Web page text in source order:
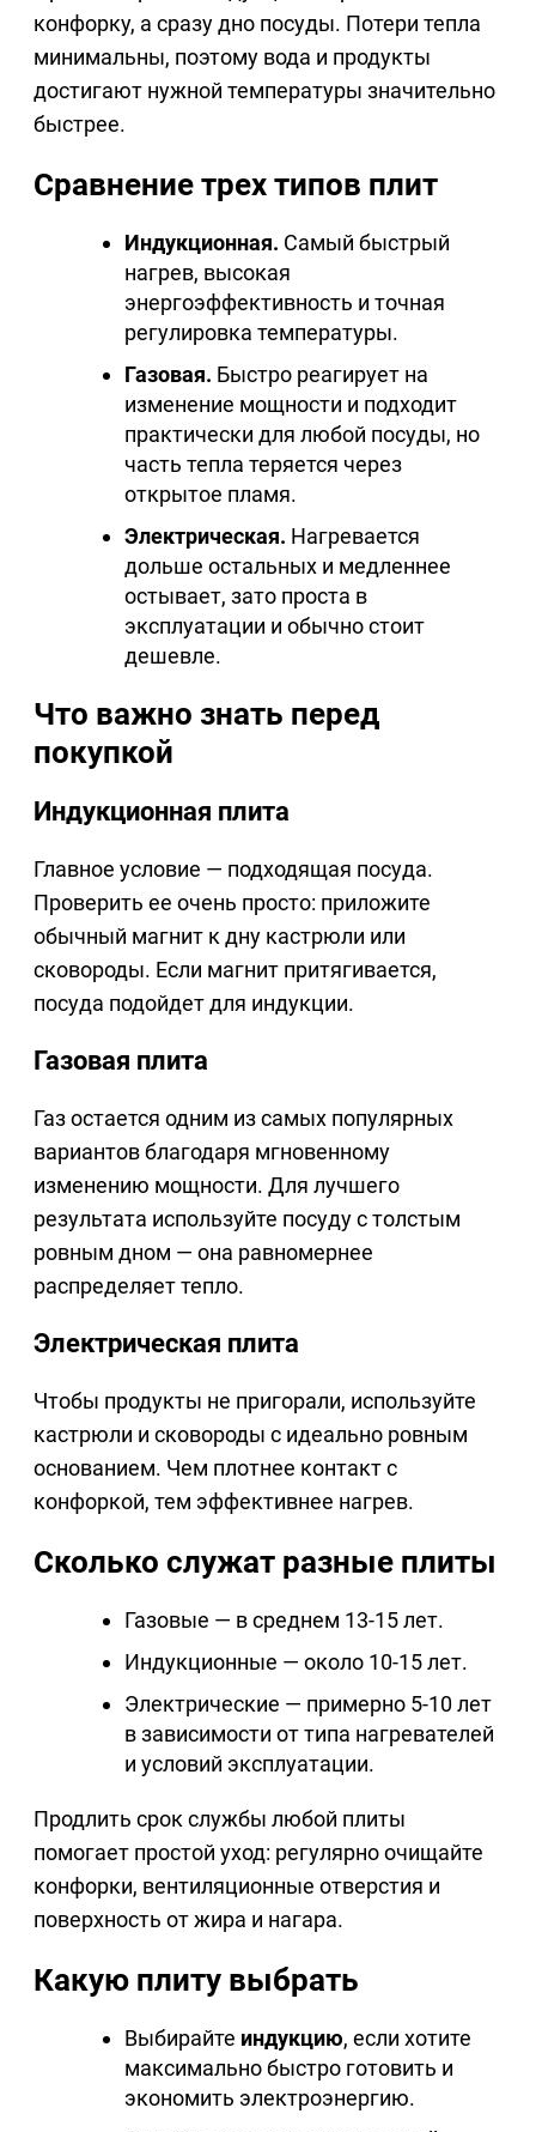
конфорку, а сразу дно посуды. Потери тепла
минимальны, поэтому вода и продукты
достигают нужной температуры значительно
быстрее.
Сравнение трех типов плит
Индукционная. Самый быстрый
нагрев, высокая
энергоэффективность и точная
регулировка температуры.
Газовая. Быстро реагирует на
изменение мощности и подходит
практически для любой посуды, но
часть тепла теряется через
открытое пламя.
Электрическая. Нагревается
дольше остальных и медленнее
остывает, зато проста в
эксплуатации и обычно стоит
дешевле.
Что важно знать перед
покупкой
Индукционная плита
Главное условие — подходящая посуда.
Проверить ее очень просто: приложите
обычный магнит к дну кастрюли или
сковороды. Если магнит притягивается,
посуда подойдет для индукции.
Газовая плита
Газ остается одним из самых популярных
вариантов благодаря мгновенному
изменению мощности. Для лучшего
результата используйте посуду с толстым
ровным дном — она равномернее
распределяет тепло.
Электрическая плита
Чтобы продукты не пригорали, используйте
кастрюли и сковороды с идеально ровным
основанием. Чем плотнее контакт с
конфоркой, тем эффективнее нагрев.
Сколько служат разные плиты
Газовые — в среднем 13-15 лет.
Индукционные — около 10-15 лет.
Электрические — примерно 5-10 лет
в зависимости от типа нагревателей
и условий эксплуатации.
Продлить срок службы любой плиты
помогает простой уход: регулярно очищайте
конфорки, вентиляционные отверстия и
поверхность от жира и нагара.
Какую плиту выбрать
Выбирайте индукцию, если хотите
максимально быстро готовить и
экономить электроэнергию.